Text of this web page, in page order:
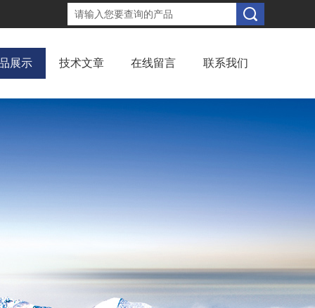
展示 技术文章 在线留言 联系我们